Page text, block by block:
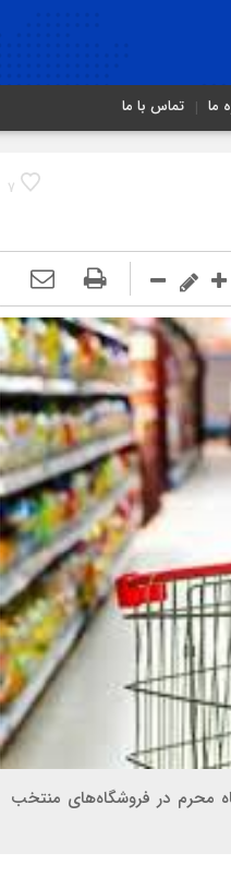
ما تماس با ما
7
بازاری ویژه ماه محرم در فروشگاه‌های منتخب